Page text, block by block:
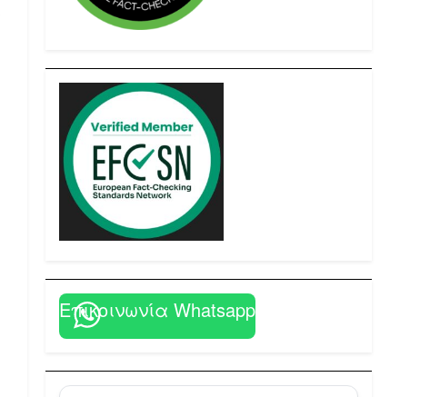
Επικοινωνία Whatsapp